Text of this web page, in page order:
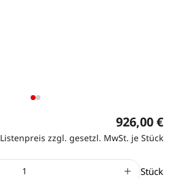
926,00 €
Listenpreis zzgl. gesetzl. MwSt. je Stück
Stück